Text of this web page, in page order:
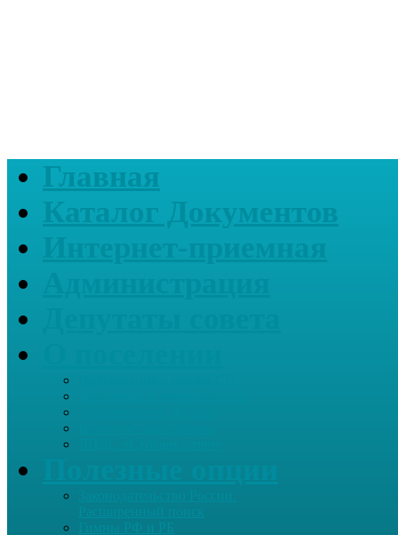
Главная
Каталог Документов